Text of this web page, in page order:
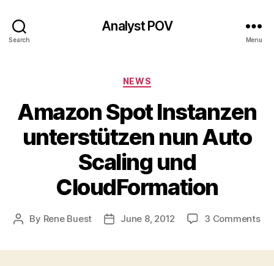
Search
Analyst POV
Menu
Categories
NEWS
Amazon Spot Instanzen
unterstützen nun Auto
Scaling und
CloudFormation
Post
By Rene Buest
PostJune 8, 2012 3 Commentson